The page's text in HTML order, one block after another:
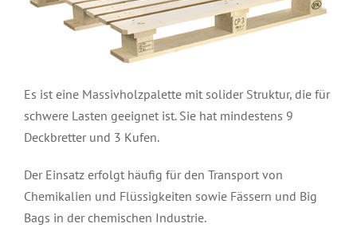
Es ist eine Massivholzpalette mit solider Struktur, die für
schwere Lasten geeignet ist. Sie hat mindestens 9
Deckbretter und 3 Kufen.
Der Einsatz erfolgt häufig für den Transport von
Chemikalien und Flüssigkeiten sowie Fässern und Big
Bags in der chemischen Industrie.